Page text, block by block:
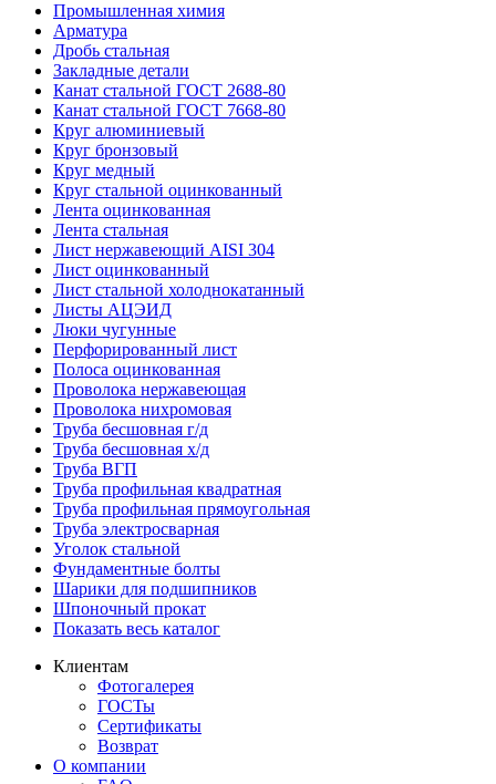
Промышленная химия
Арматура
Дробь стальная
Закладные детали
Канат стальной ГОСТ 2688-80
Канат стальной ГОСТ 7668-80
Круг алюминиевый
Круг бронзовый
Круг медный
Круг стальной оцинкованный
Лента оцинкованная
Лента стальная
Лист нержавеющий AISI 304
Лист оцинкованный
Лист стальной холоднокатанный
Листы АЦЭИД
Люки чугунные
Перфорированный лист
Полоса оцинкованная
Проволока нержавеющая
Проволока нихромовая
Труба бесшовная г/д
Труба бесшовная х/д
Труба ВГП
Труба профильная квадратная
Труба профильная прямоугольная
Труба электросварная
Уголок стальной
Фундаментные болты
Шарики для подшипников
Шпоночный прокат
Показать весь каталог
Клиентам
Фотогалерея
ГОСТы
Сертификаты
Возврат
О компании